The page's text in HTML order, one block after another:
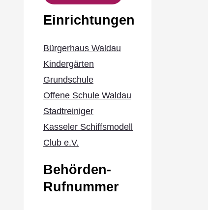
Einrichtungen
Bürgerhaus Waldau
Kindergärten
Grundschule
Offene Schule Waldau
Stadtreiniger
Kasseler Schiffsmodell
Club e.V.
Behörden-
Rufnummer